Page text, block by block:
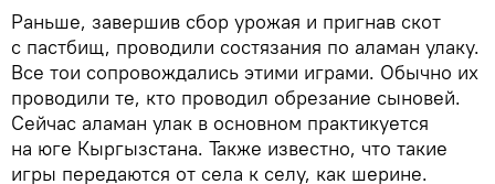
Раньше, завершив сбор урожая и пригнав скот
с пастбищ, проводили состязания по аламан улаку.
Все тои сопровождались этими играми. Обычно их
проводили те, кто проводил обрезание сыновей.
Сейчас аламан улак в основном практикуется
на юге Кыргызстана. Также известно, что такие
игры передаются от села к селу, как шерине.